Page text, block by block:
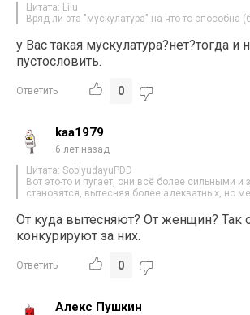
Цитата: Lilu
Вряд ли эта "мускулатура" на что-то способна
у Вас такая мускулатура?нет?тогда и
пустословить.
Ответить 0
kaa1979
6 лет назад
Цитата: SoblyudayuPDD
Вот это-то и пугает, они всё более сильными и
становятся, вытесняя более адекватных, но
От куда вытесняют? От женщин? Так
конкурируют за них.
Ответить 0
Алекс Пушкин